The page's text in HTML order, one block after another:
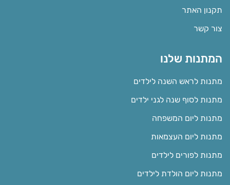
תקנון האתר
צור קשר
המתנות שלנו
מתנות לראש השנה לילדים
מתנות לסוף שנה לגני ילדים
מתנות ליום המשפחה
מתנות ליום העצמאות
מתנות לפורים לילדים
מתנות ליום הולדת לילדים